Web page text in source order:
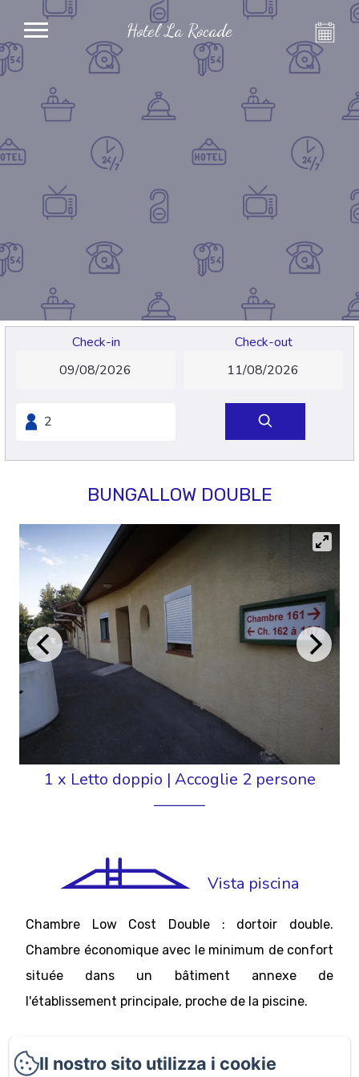
Hotel La Rocade
Check-in Check-out
BUNGALLOW DOUBLE
1 x Letto doppio | Accoglie 2 persone
Vista piscina
Chambre Low Cost Double : dortoir double.
Chambre économique avec le minimum de confort
située dans un bâtiment annexe de
l'établissement principale, proche de la piscine.
Double isolation mais le bruit de la rocade n'est pas
Il nostro sito utilizza i cookie